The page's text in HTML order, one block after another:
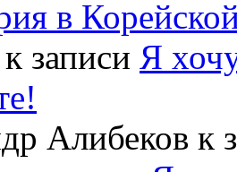
в
к записи Я
Алибеков к